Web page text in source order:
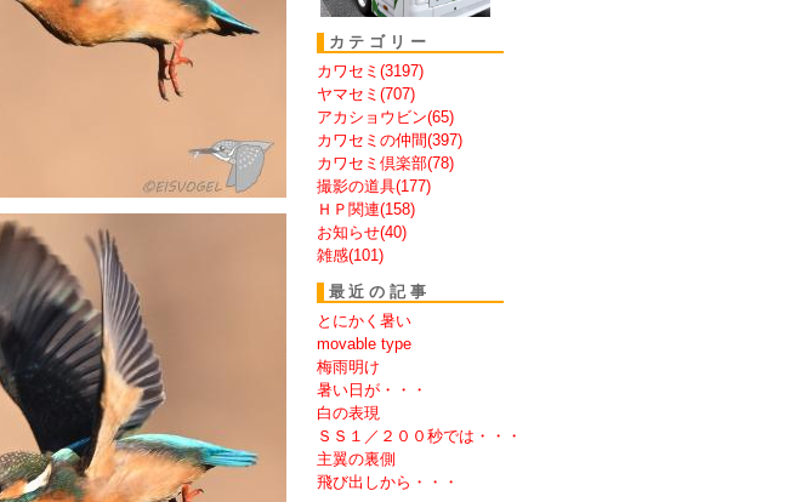
カテゴリー
カワセミ(3197)
ヤマセミ(707)
アカショウビン(65)
カワセミの仲間(397)
カワセミ倶楽部(78)
撮影の道具(177)
ＨＰ関連(158)
お知らせ(40)
雑感(101)
最近の記事
とにかく暑い
movable type
梅雨明け
暑い日が・・・
白の表現
ＳＳ１／２００秒では・・・
主翼の裏側
飛び出しから・・・